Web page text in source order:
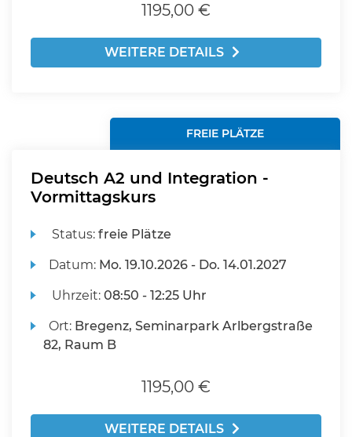
1195,00 €
WEITERE DETAILS
FREIE PLÄTZE
Deutsch A2 und Integration -
Vormittagskurs
Status:freie Plätze
Datum: Mo. 19.10.2026 - Do. 14.01.2027
Uhrzeit:08:50 - 12:25 Uhr
Ort: Bregenz, Seminarpark Arlbergstraße
82, Raum B
1195,00 €
WEITERE DETAILS